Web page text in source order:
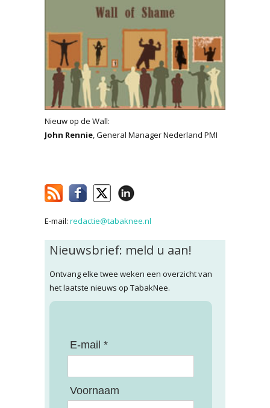
Nieuw op de Wall:
John Rennie, General Manager Nederland PMI
E-mail: redactie@tabaknee.nl
Nieuwsbrief: meld u aan!
Ontvang elke twee weken een overzicht van
het laatste nieuws op TabakNee.
E-mail *
Voornaam